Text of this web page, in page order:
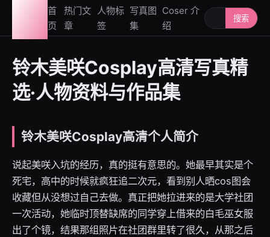
首
页
热门文
章
人物标
签
写真图
集
Coser 介
绍
搜索人物或写
搜索
铃木美咲Cosplay高清写真精
选·人物资料与作品集
铃木美咲Cosplay高清个人简介
说起美咲入坑的经历，真的挺有意思的。她最早其实是个
死宅，高中的时候就疯狂追二次元，看到别人晒cos图会
收藏但从没想过自己去做。真正把她拉进来的是大学社团
一次活动，她临时顶替缺席的同学穿上借来的白毛巫女服
出了个镜，结果那组照片在社团群里转了很久，从那之后